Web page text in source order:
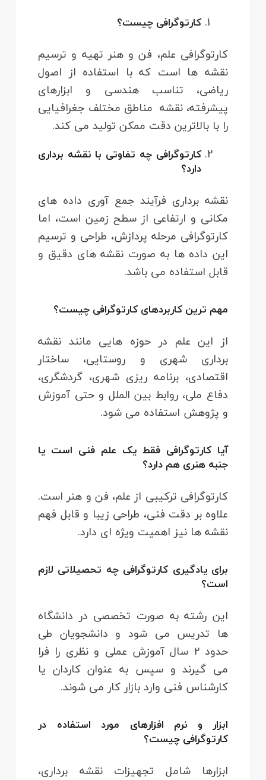
کارتوگرافی چیست؟
کارتوگرافی علم، فن و هنر تهیه و ترسیم
نقشه ها است که با استفاده از اصول
ریاضی، تناسب هندسی و ابزارهای
پیشرفته، نقشه مناطق مختلف جغرافیایی
را با بالاترین دقت ممکن تولید می کند.
کارتوگرافی چه تفاوتی با نقشه برداری
دارد؟
نقشه برداری فرآیند جمع آوری داده های
مکانی و ارتفاعی از سطح زمین است، اما
کارتوگرافی مرحله پردازش، طراحی و ترسیم
این داده ها به صورت نقشه های دقیق و
قابل استفاده می باشد.
مهم ترین کاربردهای کارتوگرافی چیست؟
از این علم در حوزه هایی مانند نقشه
برداری شهری و روستایی، ساختار
اقتصادی، برنامه ریزی شهری، گردشگری،
دفاع ملی، روابط بین الملل و حتی آموزش
و پژوهش استفاده می شود.
آیا کارتوگرافی فقط یک علم فنی است یا
جنبه هنری هم دارد؟
کارتوگرافی ترکیبی از علم، فن و هنر است.
علاوه بر دقت فنی، طراحی زیبا و قابل فهم
نقشه ها نیز اهمیت ویژه ای دارد.
برای یادگیری کارتوگرافی چه تحصیلاتی لازم
است؟
این رشته به صورت تخصصی در دانشگاه
ها تدریس می شود و دانشجویان طی
حدود ۲ سال آموزش عملی و نظری را فرا
می گیرند و سپس به عنوان کاردان یا
کارشناس فنی وارد بازار کار می شوند.
ابزار و نرم افزارهای مورد استفاده در
کارتوگرافی چیست؟
ابزارها شامل تجهیزات نقشه برداری،